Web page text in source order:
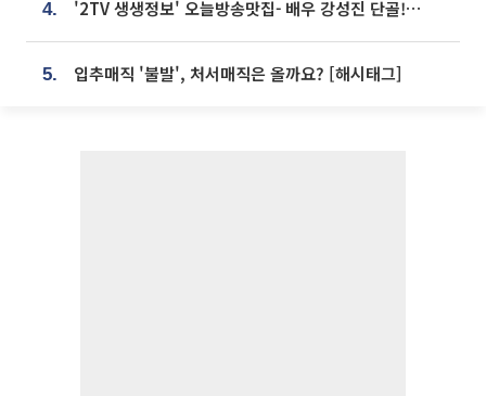
4. '2TV 생생정보' 오늘방송맛집- 배우 강성진 단골! 쌀국수ㆍ푸팟퐁 커리 맛집 '블○○○'
5. 입추매직 '불발', 처서매직은 올까요? [해시태그]